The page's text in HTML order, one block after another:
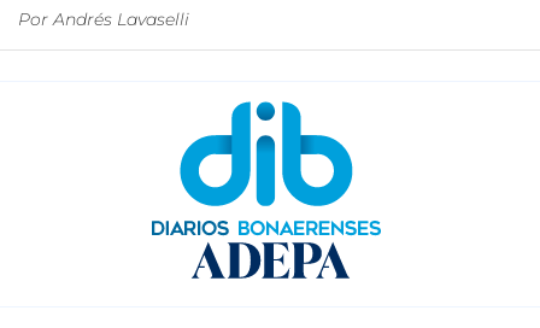
Por Andrés Lavaselli